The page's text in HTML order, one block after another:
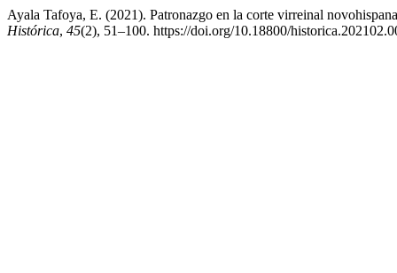
Ayala Tafoya, E. (2021). Patronazgo en la corte virreinal
Histórica, 45(2), 51–100. https://doi.org/10.18800/